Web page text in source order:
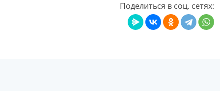
Поделиться в соц. сетях: